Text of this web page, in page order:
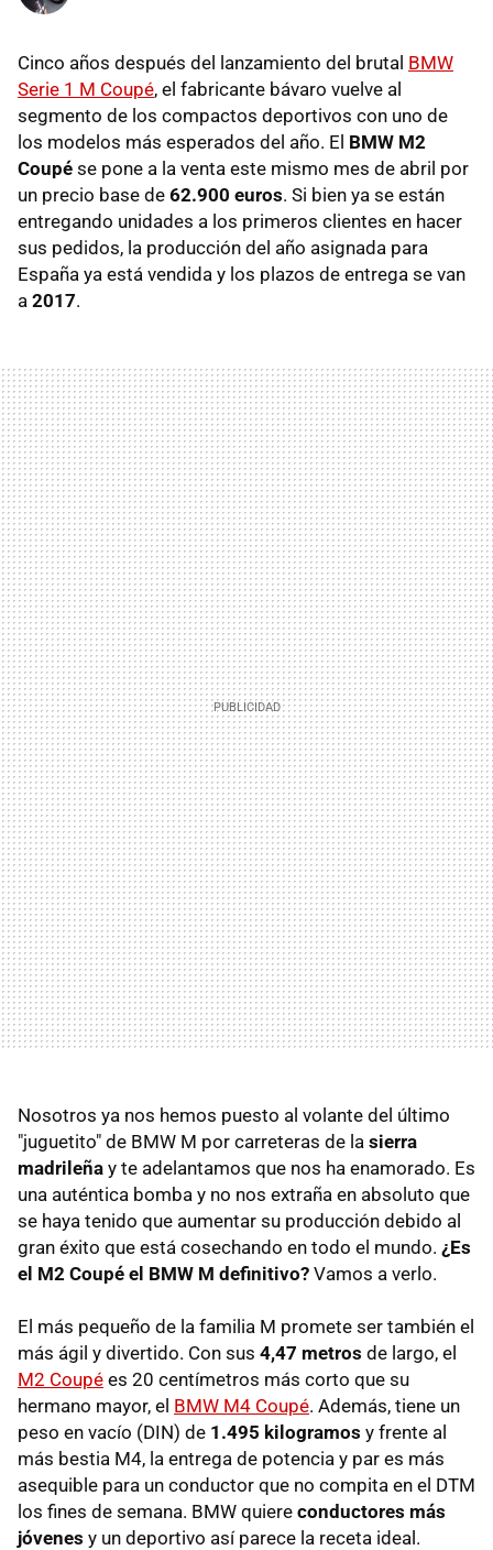
Cinco años después del lanzamiento del brutal BMW
Serie 1 M Coupé, el fabricante bávaro vuelve al
segmento de los compactos deportivos con uno de
los modelos más esperados del año. El BMW M2
Coupé se pone a la venta este mismo mes de abril por
un precio base de 62.900 euros. Si bien ya se están
entregando unidades a los primeros clientes en hacer
sus pedidos, la producción del año asignada para
España ya está vendida y los plazos de entrega se van
a 2017.
Nosotros ya nos hemos puesto al volante del último
"juguetito" de BMW M por carreteras de la sierra
madrileña y te adelantamos que nos ha enamorado. Es
una auténtica bomba y no nos extraña en absoluto que
se haya tenido que aumentar su producción debido al
gran éxito que está cosechando en todo el mundo. ¿Es
el M2 Coupé el BMW M definitivo? Vamos a verlo.
El más pequeño de la familia M promete ser también el
más ágil y divertido. Con sus 4,47 metros de largo, el
M2 Coupé es 20 centímetros más corto que su
hermano mayor, el BMW M4 Coupé. Además, tiene un
peso en vacío (DIN) de 1.495 kilogramos y frente al
más bestia M4, la entrega de potencia y par es más
asequible para un conductor que no compita en el DTM
los fines de semana. BMW quiere conductores más
jóvenes y un deportivo así parece la receta ideal.